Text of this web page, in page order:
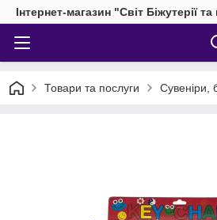
Інтернет-магазин "Світ Біжутерії
Товари та послуги Сувеніри,